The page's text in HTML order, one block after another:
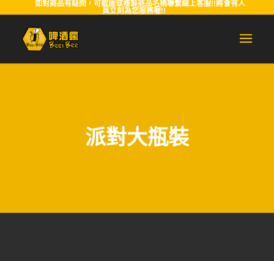
如對商品有疑問，可截圖或複製商品名稱聯繫線上客服!!將會有人
員立刻為您服務喔!!
派對大瓶裝